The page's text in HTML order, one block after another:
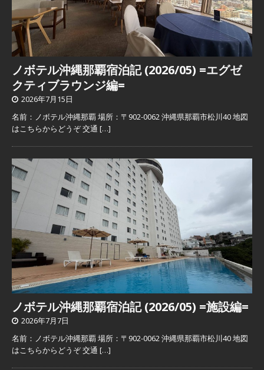
ノボテル沖縄那覇宿泊記 (2026/05) =エグゼ
クティブラウンジ編=
2026年7月15日
名前：ノボテル沖縄那覇 場所：〒902-0062 沖縄県那覇市松川40 地図
はこちらからどうぞ 交通 […]
ノボテル沖縄那覇宿泊記 (2026/05) =施設編=
2026年7月7日
名前：ノボテル沖縄那覇 場所：〒902-0062 沖縄県那覇市松川40 地図
はこちらからどうぞ 交通 […]